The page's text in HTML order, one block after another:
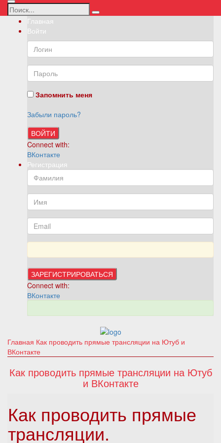
Главная
Войти
Запомнить меня
Забыли пароль?
ВОЙТИ
Connect with:
ВКонтакте
Регистрация
Connect with:
ВКонтакте
Главная Как проводить прямые трансляции на Ютуб и
ВКонтакте
Как проводить прямые трансляции на Ютуб
и ВКонтакте
Как проводить прямые
трансляции.